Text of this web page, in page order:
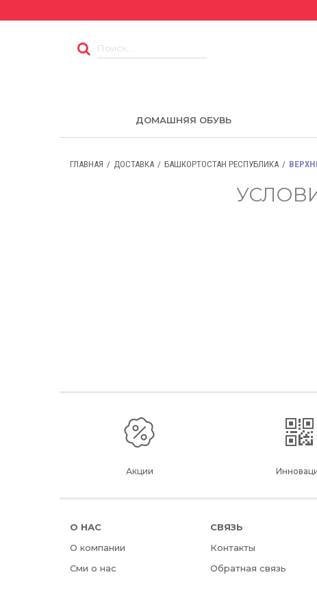
ДОМАШНЯЯ ОБУВЬ
ГЛАВНАЯ ДОСТАВКА БАШКОРТОСТАН РЕСПУБЛИКА
Акции
О НАС
О компании
Сми о нас
СВЯЗЬ
Контакты
Обратная связь